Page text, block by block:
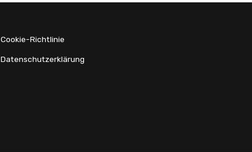
Cookie-Richtlinie
Datenschutzerklärung